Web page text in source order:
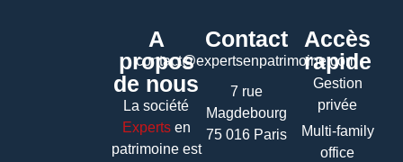
A
propos
de nous
La société
Expertsen
patrimoine est
Contact
contact@expertsenpatrimoine.com
7 rue
Magdebourg
75 016 Paris
Accès
rapide
Gestion
privée
Multi-family
office